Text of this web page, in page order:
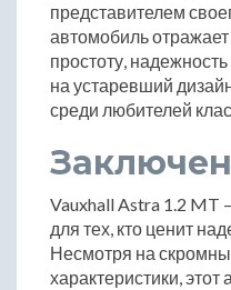
представителем
автомобиль
простоту,
на устаревший
среди любителей
Vauxhall Astra 1.2
для тех, кто ценит
Несмотря на
характеристики, этот